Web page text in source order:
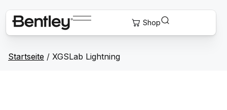
Startseite / XGSLab Lightning